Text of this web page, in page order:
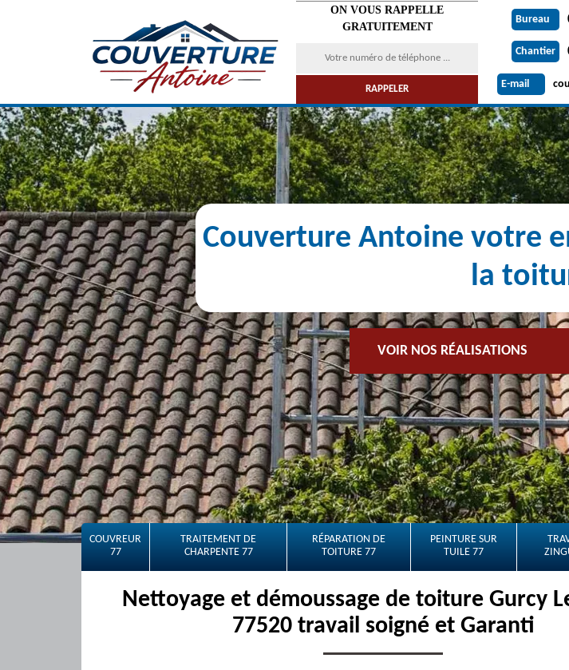
ON VOUS RAPPELLE
GRATUITEMENT
Bureau
Chantier
E-mail
Couverture Antoine votre
la
VOIR NOS RÉALISATIONS
COUVREUR
77
TRAITEMENT DE
CHARPENTE 77
RÉPARATION DE
TOITURE 77
PEINTURE SUR
TUILE 77
Nettoyage et démoussage de toiture Gurcy
77520 travail soigné et Garanti